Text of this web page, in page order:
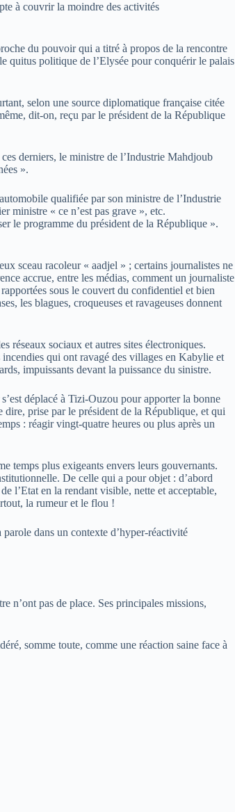
à couvrir la moindre des activités
du pouvoir qui a titré à propos de la rencontre
quitus politique de l’Elysée pour conquérir le palais
selon une source diplomatique française citée
dit-on, reçu par le président de la République
derniers, le ministre de l’Industrie Mahdjoub
».
qualifiée par son ministre de l’Industrie
ministre « ce n’est pas grave », etc.
le programme du président de la République ».
sceau racoleur « aadjel » ; certains journalistes ne
accrue, entre les médias, comment un journaliste
sous le couvert du confidentiel et bien
les blagues, croqueuses et ravageuses donnent
réseaux sociaux et autres sites électroniques.
qui ont ravagé des villages en Kabylie et
impuissants devant la puissance du sinistre.
déplacé à Tizi-Ouzou pour apporter la bonne
prise par le président de la République, et qui
: réagir vingt-quatre heures ou plus après un
temps plus exigeants envers leurs gouvernants.
De celle qui a pour objet : d’abord
l’Etat en la rendant visible, nette et acceptable,
la rumeur et le flou !
dans un contexte d’hyper-réactivité
n’ont pas de place. Ses principales missions,
somme toute, comme une réaction saine face à